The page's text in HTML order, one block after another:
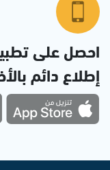
احصل على
إطلاع دائم